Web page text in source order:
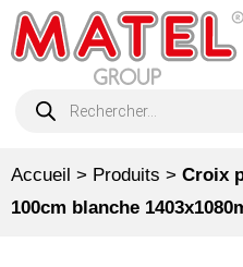
Accueil > Produits > Croix
100cm blanche